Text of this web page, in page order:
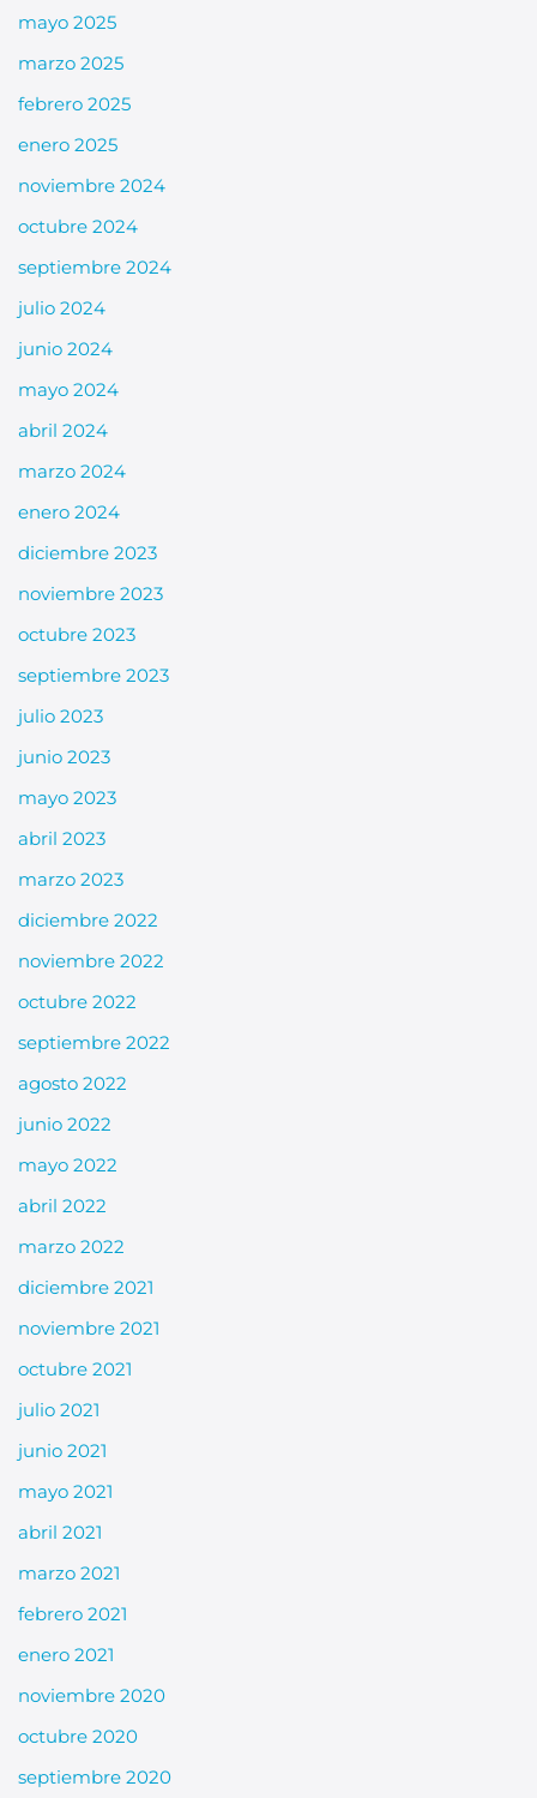
mayo 2025
marzo 2025
febrero 2025
enero 2025
noviembre 2024
octubre 2024
septiembre 2024
julio 2024
junio 2024
mayo 2024
abril 2024
marzo 2024
enero 2024
diciembre 2023
noviembre 2023
octubre 2023
septiembre 2023
julio 2023
junio 2023
mayo 2023
abril 2023
marzo 2023
diciembre 2022
noviembre 2022
octubre 2022
septiembre 2022
agosto 2022
junio 2022
mayo 2022
abril 2022
marzo 2022
diciembre 2021
noviembre 2021
octubre 2021
julio 2021
junio 2021
mayo 2021
abril 2021
marzo 2021
febrero 2021
enero 2021
noviembre 2020
octubre 2020
septiembre 2020